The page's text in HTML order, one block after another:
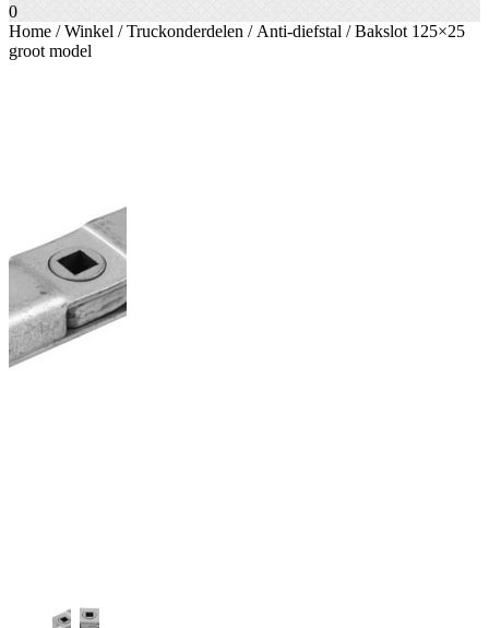
0
Home /Winkel /Truckonderdelen / Anti-diefstal / Bakslot 125×25
groot model